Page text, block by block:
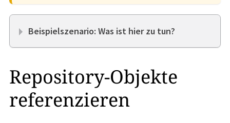
Beispielszenario: Was ist hier zu tun?
Repository-Objekte
referenzieren